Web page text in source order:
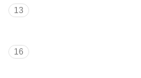
13
16